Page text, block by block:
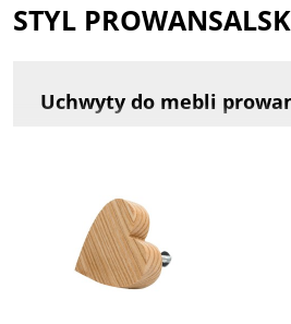
STYL
Uchwyty do mebli
szaf i komód, możesz nadać wnętrzom
wprowadzić nastrój sielankowej wsi.